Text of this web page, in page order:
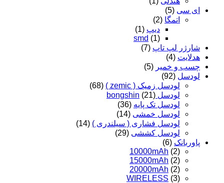
ای سی (5)
اتمگا (2)
دیپ (1)
smd (1)
شارژر لپ تاپ (7)
هدلایت (4)
چسب و خمیر (5)
لودسل (92)
لودسل زمیک ( zemic )
(68)
لودسل bongshin (21)
لودسل تک پایه (36)
لودسل خمشی (14)
لودسل فشاری ( سیلندری ) (14)
لودسل کششی (29)
پاوربانک (6)
10000mAh (2)
15000mAh (2)
20000mAh (2)
WIRELESS (3)